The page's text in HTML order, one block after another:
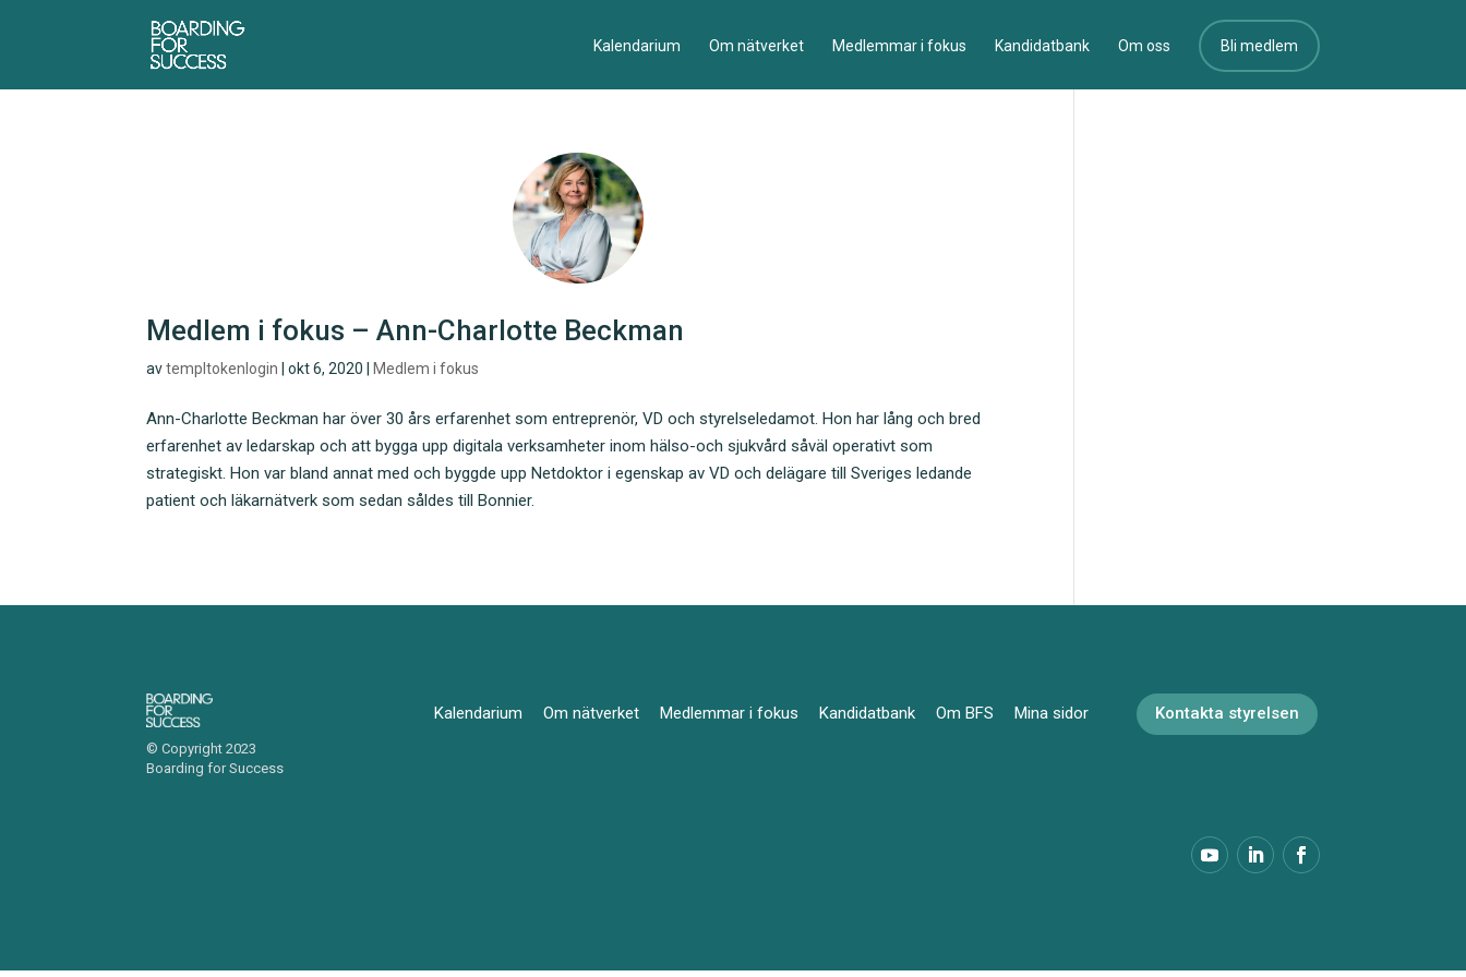
Kalendarium Om nätverket Medlemmar i fokus Kandidatbank Om oss Bli medlem
Medlem i fokus – Ann-Charlotte Beckman
avtempltokenlogin |okt 6, 2020 Medlem i fokus
Ann-Charlotte Beckman har över 30 års erfarenhet som entreprenör, VD och styrelseledamot. Hon har lång och bred
erfarenhet av ledarskap och att bygga upp digitala verksamheter inom hälso-och sjukvård såväl operativt som
strategiskt. Hon var bland annat med och byggde upp Netdoktor i egenskap av VD och delägare till Sveriges ledande
patient och läkarnätverk som sedan såldes till Bonnier.
© Copyright 2023
Boarding for Success
Kalendarium Om nätverket Medlemmar i fokus Kandidatbank Om BFS Mina sidor Kontakta styrelsen